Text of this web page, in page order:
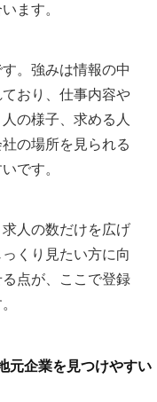
ます。
。強みは情報の中
おり、仕事内容や
の様子、求める人
の場所を見られる
です。
人の数だけを広げ
くり見たい方に向
点が、ここで登録
元企業を見つけやすい